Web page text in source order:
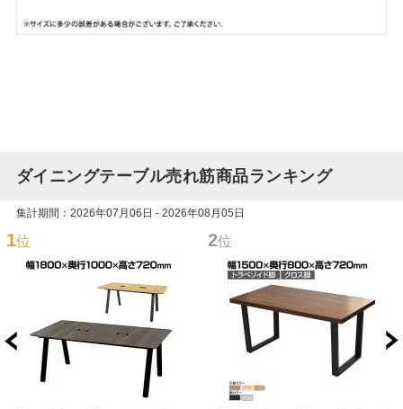
ダイニングテーブル売れ筋商品ランキング
集計期間：2026年07月06日 - 2026年08月05日
1位 2位